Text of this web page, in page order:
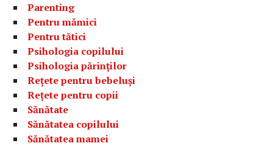
Parenting
Pentru mămici
Pentru tătici
Psihologia copilului
Psihologia părinților
Rețete pentru bebeluși
Rețete pentru copii
Sănătate
Sănătatea copilului
Sănătatea mamei